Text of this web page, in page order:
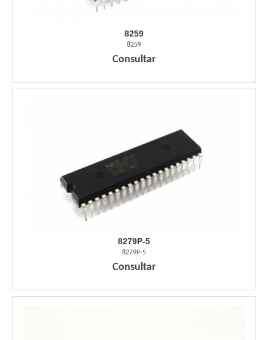
8259
8259
Consultar
8279P-5
8279P-5
Consultar